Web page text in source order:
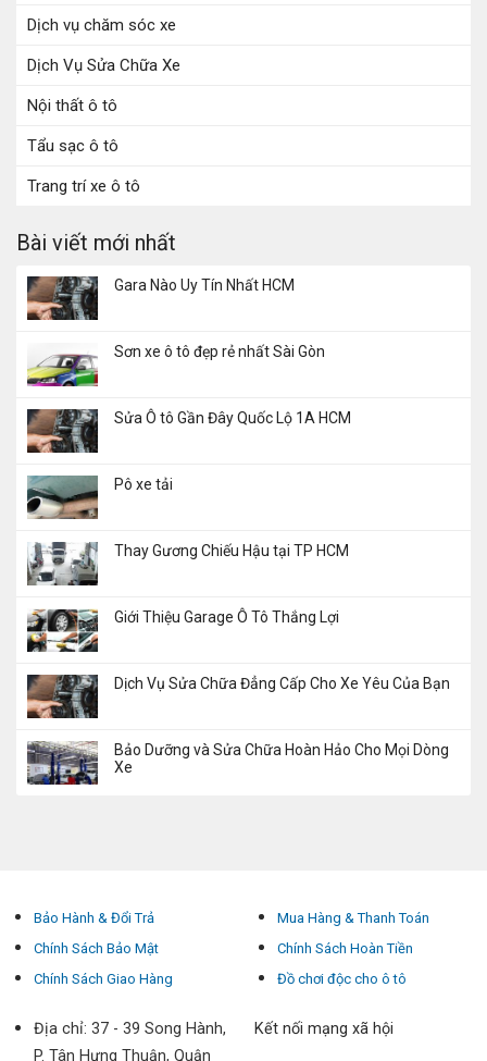
Dịch vụ chăm sóc xe
Dịch Vụ Sửa Chữa Xe
Nội thất ô tô
Tẩu sạc ô tô
Trang trí xe ô tô
Bài viết mới nhất
Gara Nào Uy Tín Nhất HCM
Sơn xe ô tô đẹp rẻ nhất Sài Gòn
Sửa Ô tô Gần Đây Quốc Lộ 1A HCM
Pô xe tải
Thay Gương Chiếu Hậu tại TP HCM
Giới Thiệu Garage Ô Tô Thắng Lợi
Dịch Vụ Sửa Chữa Đẳng Cấp Cho Xe Yêu Của Bạn
Bảo Dưỡng và Sửa Chữa Hoàn Hảo Cho Mọi Dòng
Xe
Bảo Hành & Đổi Trả
Chính Sách Bảo Mật
Chính Sách Giao Hàng
Mua Hàng & Thanh Toán
Chính Sách Hoàn Tiền
Đồ chơi độc cho ô tô
Địa chỉ: 37 - 39 Song Hành,
P. Tân Hưng Thuận, Quận
Kết nối mạng xã hội